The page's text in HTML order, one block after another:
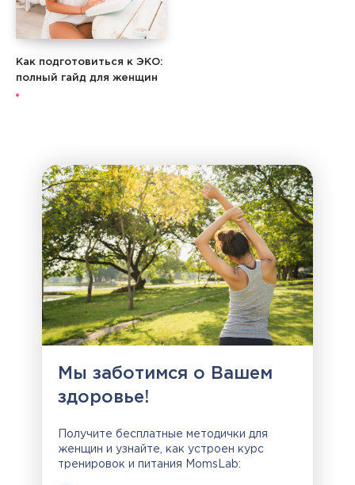
Как подготовиться к ЭКО:
полный гайд для женщин
Мы заботимся о Вашем
здоровье!
Получите бесплатные методички для
женщин и узнайте, как устроен курс
тренировок и питания MomsLab: